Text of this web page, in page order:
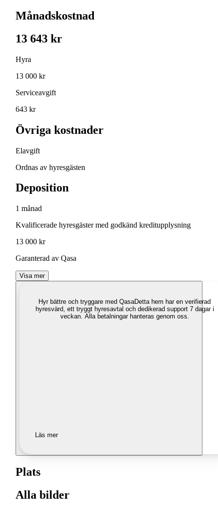
Månadskostnad
13 643 kr
Hyra
13 000 kr
Serviceavgift
643 kr
Övriga kostnader
Elavgift
Ordnas av hyresgästen
Deposition
1 månad
Kvalificerade hyresgäster med godkänd kreditupplysning
13 000 kr
Garanterad av Qasa
Visa mer
Hyr bättre och tryggare med QasaDetta hem har en verifierad
hyresvärd, ett tryggt hyresavtal och dedikerad support 7 dagar i
veckan. Alla betalningar hanteras genom oss.
Läs mer
Plats
Alla bilder